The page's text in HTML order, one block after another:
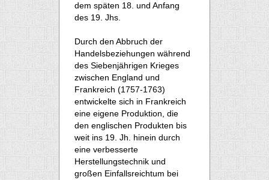
dem späten 18. und Anfang
des 19. Jhs.
Durch den Abbruch der
Handelsbeziehungen während
des Siebenjährigen Krieges
zwischen England und
Frankreich (1757-1763)
entwickelte sich in Frankreich
eine eigene Produktion, die
den englischen Produkten bis
weit ins 19. Jh. hinein durch
eine verbesserte
Herstellungstechnik und
großen Einfallsreichtum bei